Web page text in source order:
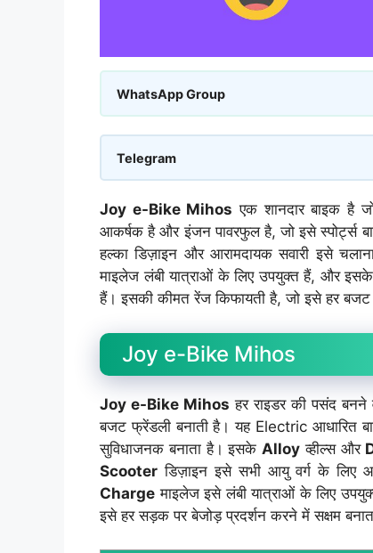
WhatsApp Group
Telegram
Joy e-Bike Mihos एक शानदार बाइक है
आकर्षक है और इंजन पावरफुल है, जो इसे स्पोर्ट्स
हल्का डिज़ाइन और आरामदायक सवारी इसे
माइलेज लंबी यात्राओं के लिए उपयुक्त हैं, और
हैं। इसकी कीमत रेंज किफायती है, जो इसे हर बजट
Joy e-Bike Mihos
Joy e-Bike Mihos हर राइडर की पसंद
बजट फ्रेंडली बनाती है। यह Electric आधारित
सुविधाजनक बनाता है। इसके Alloy व्हील्स और
Scooter डिज़ाइन इसे सभी आयु वर्ग के लिए
Charge माइलेज इसे लंबी यात्राओं के लिए
इसे हर सड़क पर बेजोड़ प्रदर्शन करने में सक्षम